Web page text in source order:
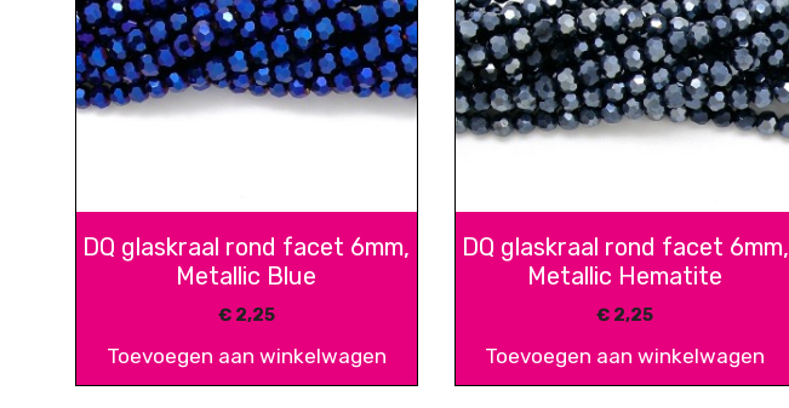
DQ glaskraal rond facet 6mm,
Metallic Blue
€2,25
Toevoegen aan winkelwagen
DQ glaskraal rond facet 6mm,
Metallic Hematite
€ 2,25
Toevoegen aan winkelwagen